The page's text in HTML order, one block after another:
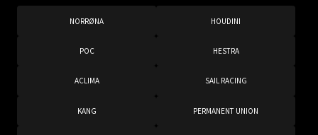
NORRØNA HOUDINI
POC HESTRA
ACLIMA SAIL RACING
KANG PERMANENT UNION